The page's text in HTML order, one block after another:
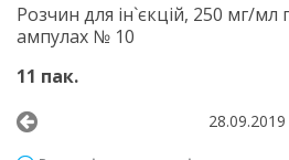
Розчин для ін`єкцій, 250 мг/
ампулах № 10
11 пак.
28.09.2019